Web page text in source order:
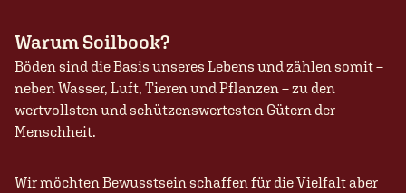
Warum Soilbook?
Böden sind die Basis unseres Lebens und zählen somit –
neben Wasser, Luft, Tieren und Pflanzen – zu den
wertvollsten und schützenswertesten Gütern der
Menschheit.
Wir möchten Bewusstsein schaffen für die Vielfalt aber